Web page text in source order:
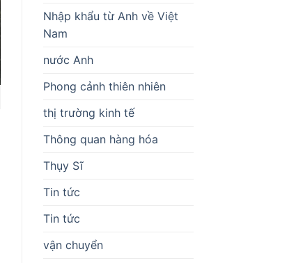
Nhập khẩu từ Anh về Việt
Nam
nước Anh
Phong cảnh thiên nhiên
thị trường kinh tế
Thông quan hàng hóa
Thụy Sĩ
Tin tức
Tin tức
vận chuyển